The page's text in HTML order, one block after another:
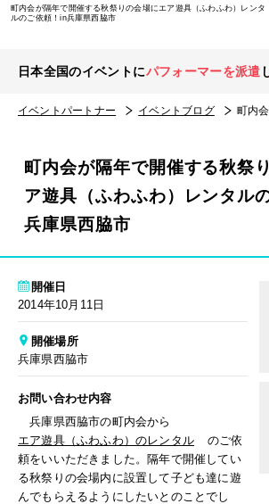
町内会が隔年で開催する秋祭りの会場にエア遊具（ふわふわ）レンタ
ルのご依頼！in兵庫県西脇市
日本全国のイベントにパフォーマーを派遣
イベントパートナー イベントブログ 町内会が隔年で開催す
町内会が隔年で開催する秋祭
ア遊具（ふわふわ）レンタル
兵庫県西脇市
開催日
2014年10月11日
開催場所
兵庫県西脇市
お問い合わせ内容
兵庫県西脇市の町内会から
エア遊具（ふわふわ）のレンタル
のご依
頼をいいただきました。隔年で開催してい
る秋祭りの会場内に設置して子ども達に遊
んでもらえるようにしたいとのことでし